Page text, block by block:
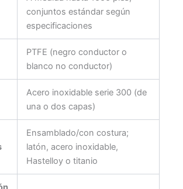
conjuntos estándar según
especificaciones
PTFE (negro conductor o
blanco no conductor)
Acero inoxidable serie 300 (de
una o dos capas)
Ensamblado/con costura;
latón, acero inoxidable,
Hastelloy o titanio